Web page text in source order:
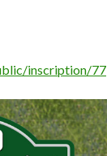
inscription/77